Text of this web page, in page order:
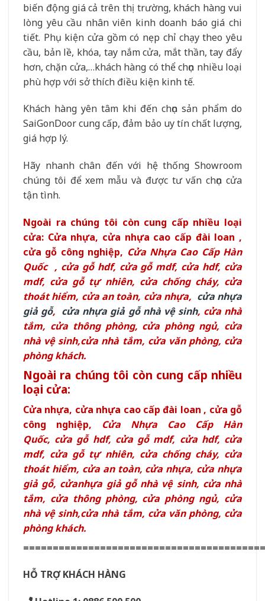
biến động giá cả trên thị trường, khách hàng vui
lòng yêu cầu nhân viên kinh doanh báo giá chi
tiết. Phụ kiện cửa gồm có nẹp chỉ chạy theo yêu
cầu, bản lề, khóa, tay nắm cửa, mắt thần, tay đẩy
hơn, chặn cửa,…khách hàng có thể chọn nhiều loại
phù hợp với sở thích điều kiện kinh tế.
Khách hàng yên tâm khi đến chọn sản phẩm do
SaiGonDoor cung cấp, đảm bảo uy tín chất lượng,
giá hợp lý.
Hãy nhanh chân đến với hệ thống Showroom
chúng tôi để xem mẫu và được tư vấn chọn cửa
tận tình.
Ngoài ra chúng tôi còn cung cấp nhiều loại
cửa: Cửa nhựa, cửa nhựa cao cấp đài loan ,
cửa gỗ công nghiệp, Cửa Nhựa Cao Cấp Hàn
Quốc , cửa gỗ hdf, cửa gỗ mdf, cửa hdf, cửa
mdf, cửa gỗ tự nhiên, cửa chống cháy, cửa
thoát hiểm, cửa an toàn, cửa nhựa, cửa nhựa
giả gỗ, cửa nhựa giả gỗ nhà vệ sinh, cửa nhà
tắm, cửa thông phòng, cửa phòng ngủ, cửa
nhà vệ sinh,cửa nhà tắm, cửa văn phòng, cửa
phòng khách.
Ngoài ra chúng tôi còn cung cấp nhiều
loại cửa:
Cửa nhựa, cửa nhựa cao cấp đài loan , cửa gỗ
công nghiệp, Cửa Nhựa Cao Cấp Hàn
Quốc, cửa gỗ hdf, cửa gỗ mdf, cửa hdf, cửa
mdf, cửa gỗ tự nhiên, cửa chống cháy, cửa
thoát hiểm, cửa an toàn, cửa nhựa, cửa nhựa
giả gỗ, cửanhựa giả gỗ nhà vệ sinh, cửa nhà
tắm, cửa thông phòng, cửa phòng ngủ, cửa
nhà vệ sinh,cửa nhà tắm, cửa văn phòng, cửa
phòng khách.
HỖ TRỢ KHÁCH HÀNG